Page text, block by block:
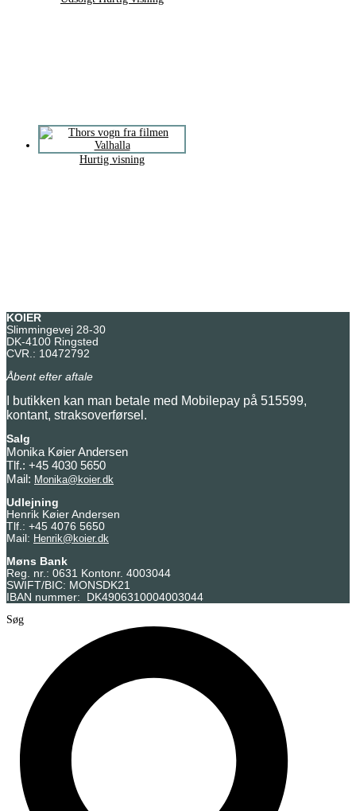
Hurtig visning
KOIER
Slimmingevej 28-30
DK-4100 Ringsted
CVR.: 10472792
Åbent efter aftale
I butikken kan man betale med Mobilepay på 515599,
kontant, straksoverførsel.
Salg
Monika Køier Andersen
Tlf.: +45 4030 5650
Mail: Monika@koier.dk
Udlejning
Henrik Køier Andersen
Tlf.: +45 4076 5650
Mail: Henrik@koier.dk
Møns Bank
Reg. nr.: 0631 Kontonr. 4003044
SWIFT/BIC: MONSDK21
IBAN nummer: DK4906310004003044
Søg